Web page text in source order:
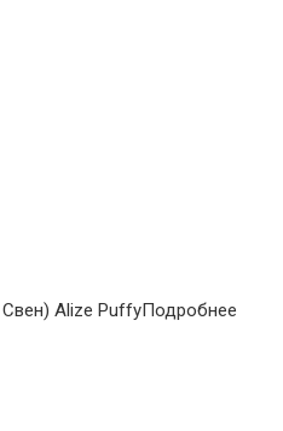
Alize PuffyПодробнее